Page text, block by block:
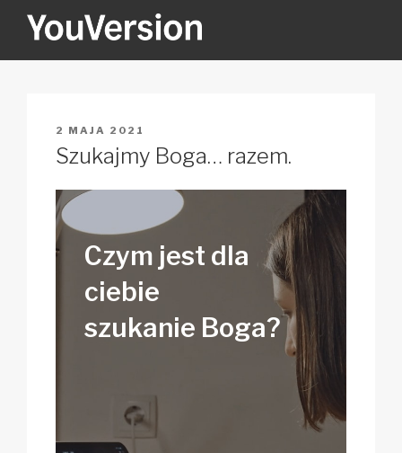
YOUVERSION
OPUBLIKOWANE
W
2 MAJA 2021
Szukajmy Boga… razem.
Czym jest dla
ciebie
szukanie Boga?